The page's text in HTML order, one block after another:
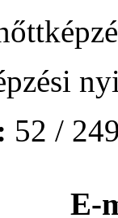
52 /
E-